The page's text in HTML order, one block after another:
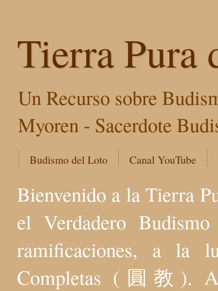
Tierra Pura
Un Recurso sobre
Myoren - Sacerdote
Budismo del Loto Canal YouTube
Bienvenido a la Tierra
el Verdadero
ramificaciones, a la
Completas (圓教).